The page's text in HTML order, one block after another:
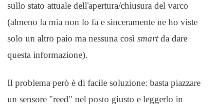
sullo stato attuale dell'apertura/chiusura del varco
(almeno la mia non lo fa e sinceramente ne ho viste
solo un altro paio ma nessuna così smartda dare
questa informazione).
Il problema però è di facile soluzione: basta piazzare
un sensore "reed" nel posto giusto e leggerlo in